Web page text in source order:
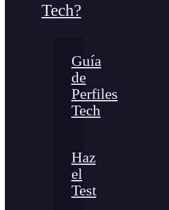
Tech?
Guía
de
Perfiles
Tech
Haz
el
Test